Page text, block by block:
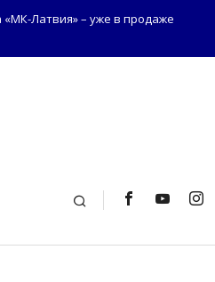
Латвия» – уже в продаже
Поиск